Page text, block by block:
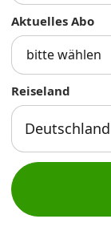
Infos
Aktuelles Abo
bitte wählen
Reiseland